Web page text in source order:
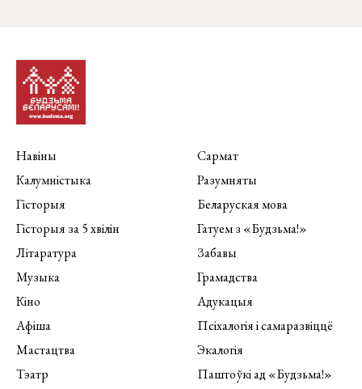
Навіны
Калумністыка
Гісторыя
Гісторыя за 5 хвілін
Літаратура
Музыка
Кіно
Афіша
Мастацтва
Тэатр
Сармат
Разумняты
Беларуская мова
Гатуем з «Будзьма!»
Забавы
Грамадства
Адукацыя
Псіхалогія і самаразвіццё
Экалогія
Паштоўкі ад «Будзьма!»